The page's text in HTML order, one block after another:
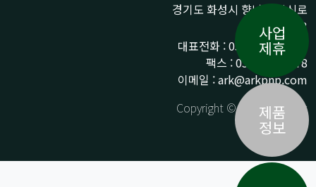
경기도 화성시 향남읍 상신로
290-13
대표전화 : 031-359-9776 /
팩스 : 031-359-9778
이메일 : ark@arkpnp.com
Copyright © ARK All Rights
Reserved.
사업
제휴
제품
정보